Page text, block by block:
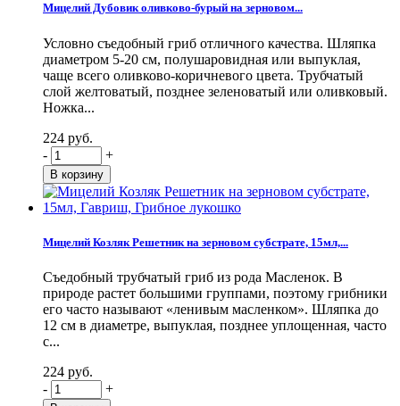
Мицелий Дубовик оливково-бурый на зерновом...
Условно съедобный гриб отличного качества. Шляпка
диаметром 5-20 см, полушаровидная или выпуклая,
чаще всего оливково-коричневого цвета. Трубчатый
слой желтоватый, позднее зеленоватый или оливковый.
Ножка...
224 руб.
-
+
Мицелий Козляк Решетник на зерновом субстрате, 15мл,...
Съедобный трубчатый гриб из рода Масленок. В
природе растет большими группами, поэтому грибники
его часто называют «ленивым масленком». Шляпка до
12 см в диаметре, выпуклая, позднее уплощенная, часто
с...
224 руб.
-
+